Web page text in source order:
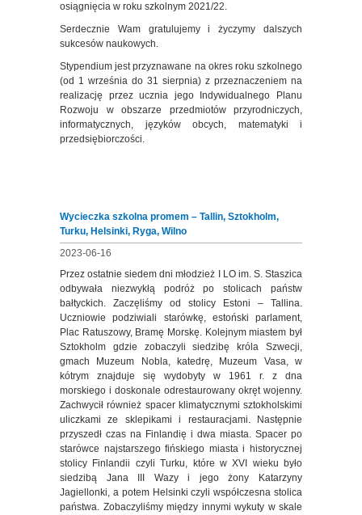
osiągnięcia w roku szkolnym 2021/22.
Serdecznie Wam gratulujemy i życzymy dalszych
sukcesów naukowych.
Stypendium jest przyznawane na okres roku szkolnego
(od 1 września do 31 sierpnia) z przeznaczeniem na
realizację przez ucznia jego Indywidualnego Planu
Rozwoju w obszarze przedmiotów przyrodniczych,
informatycznych, języków obcych, matematyki i
przedsiębiorczości.
Wycieczka szkolna promem – Tallin, Sztokholm,
Turku, Helsinki, Ryga, Wilno
2023-06-16
Przez ostatnie siedem dni młodzież I LO im. S. Staszica
odbywała niezwykłą podróż po stolicach państw
bałtyckich. Zaczęliśmy od stolicy Estoni – Tallina.
Uczniowie podziwiali starówkę, estoński parlament,
Plac Ratuszowy, Bramę Morskę. Kolejnym miastem był
Sztokholm gdzie zobaczyli siedzibę króla Szwecji,
gmach Muzeum Nobla, katedrę, Muzeum Vasa, w
kótrym znajduje się wydobyty w 1961 r. z dna
morskiego i doskonale odrestaurowany okręt wojenny.
Zachwycił również spacer klimatycznymi sztokholskimi
uliczkami ze sklepikami i restauracjami. Następnie
przyszedł czas na Finlandię i dwa miasta. Spacer po
starówce najstarszego fińskiego miasta i historycznej
stolicy Finlandii czyli Turku, które w XVI wieku było
siedzibą Jana III Wazy i jego żony Katarzyny
Jagiellonki, a potem Helsinki czyli współczesna stolica
państwa. Zobaczyliśmy między innymi wykuty w skale